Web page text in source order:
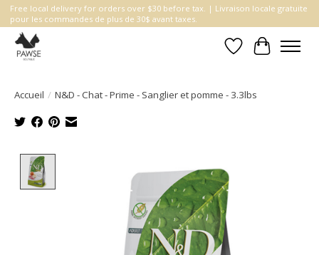
Free local delivery for orders over $30 before tax. | Livraison locale gratuite
pour les commandes de plus de 30$ avant taxes.
Liste dePanier
Accueil / N&D - Chat - Prime - Sanglier et pomme - 3.3lbs